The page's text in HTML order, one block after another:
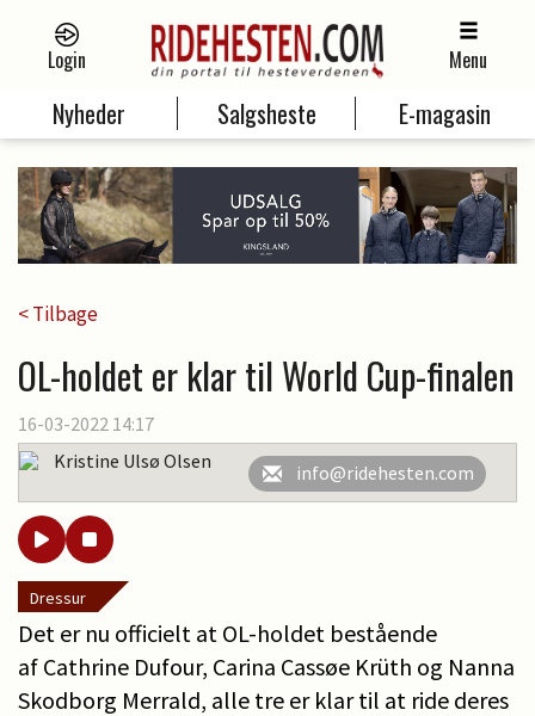
Login Menu
Nyheder Salgsheste E-magasin
< Tilbage
OL-holdet er klar til World Cup-finalen
16-03-2022 14:17
Kristine Ulsø Olsen
info@ridehesten.com
Dressur
Det er nu officielt at OL-holdet bestående
af Cathrine Dufour, Carina Cassøe Krüth og Nanna
Skodborg Merrald, alle tre er klar til at ride deres